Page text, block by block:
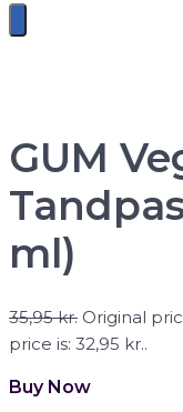
GUM
ml)
35,95kr. Original
price is: 32,95 kr..
Buy Now